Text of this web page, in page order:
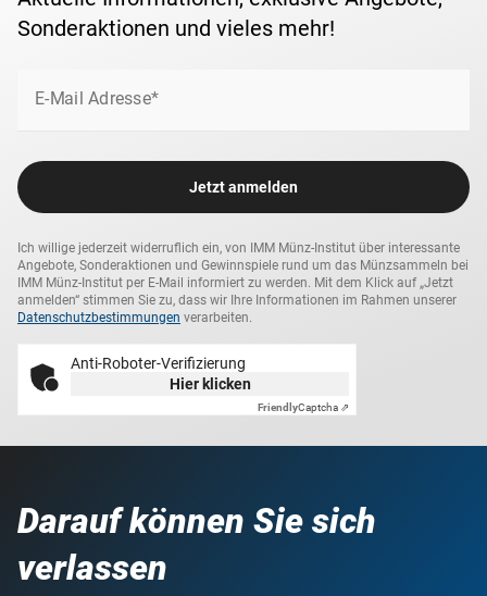
Sonderaktionen und vieles mehr!
E-Mail Adresse*
Jetzt anmelden
Ich willige jederzeit widerruflich ein, von IMM Münz-Institut über interessante
Angebote, Sonderaktionen und Gewinnspiele rund um das Münzsammeln bei
IMM Münz-Institut per E-Mail informiert zu werden. Mit dem Klick auf „Jetzt
anmelden“ stimmen Sie zu, dass wir Ihre Informationen im Rahmen unserer
Datenschutzbestimmungen verarbeiten.
Anti-Roboter-Verifizierung
Hier klicken
FriendlyCaptcha ⇗
Darauf können Sie sich
verlassen